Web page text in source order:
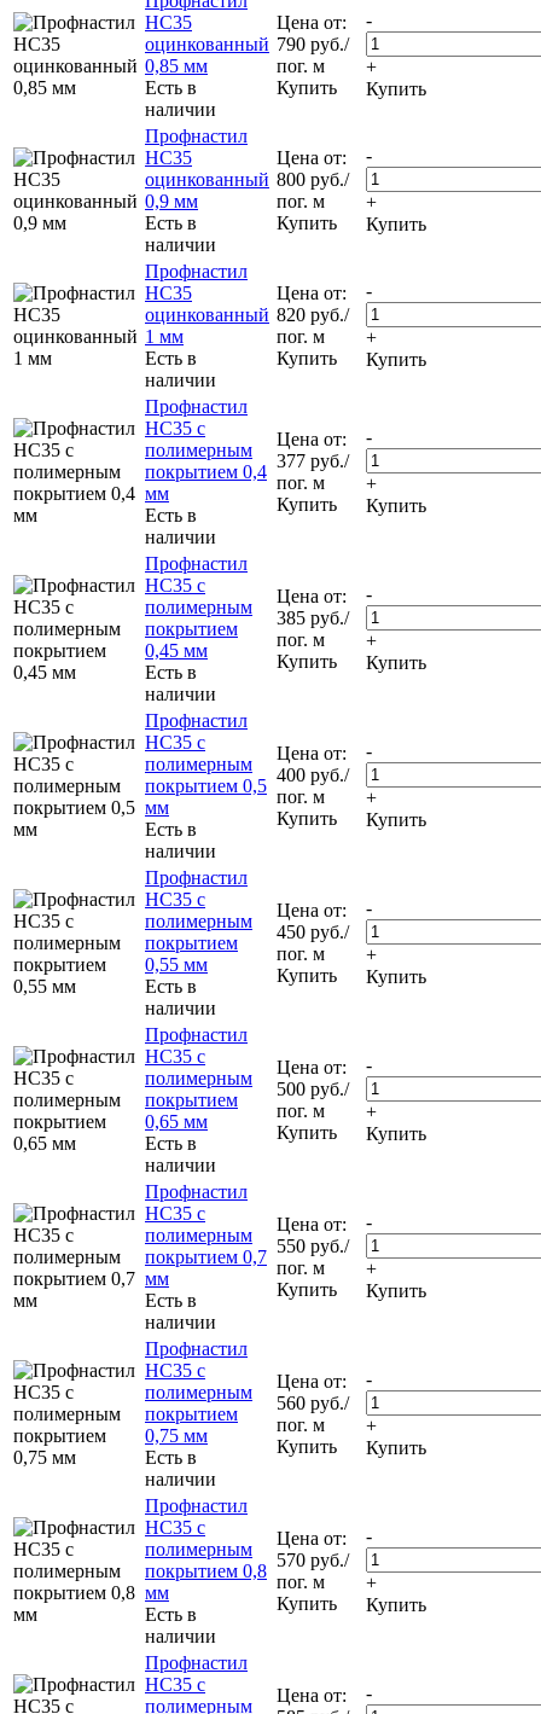
НС35
оцинкованный
0,85 мм
Есть в
наличии
Цена от:
790 руб./
пог. м
Купить
-
+
Купить
Профнастил
НС35
оцинкованный
0,9 мм
Есть в
наличии
Цена от:
800 руб./
пог. м
Купить
-
+
Купить
Профнастил
НС35
оцинкованный
1 мм
Есть в
наличии
Цена от:
820 руб./
пог. м
Купить
-
+
Купить
Профнастил
НС35 с
полимерным
покрытием 0,4
мм
Есть в
наличии
Цена от:
377 руб./
пог. м
Купить
-
+
Купить
Профнастил
НС35 с
полимерным
покрытием
0,45 мм
Есть в
наличии
Цена от:
385 руб./
пог. м
Купить
-
+
Купить
Профнастил
НС35 с
полимерным
покрытием 0,5
мм
Есть в
наличии
Цена от:
400 руб./
пог. м
Купить
-
+
Купить
Профнастил
НС35 с
полимерным
покрытием
0,55 мм
Есть в
наличии
Цена от:
450 руб./
пог. м
Купить
-
+
Купить
Профнастил
НС35 с
полимерным
покрытием
0,65 мм
Есть в
наличии
Цена от:
500 руб./
пог. м
Купить
-
+
Купить
Профнастил
НС35 с
полимерным
покрытием 0,7
мм
Есть в
наличии
Цена от:
550 руб./
пог. м
Купить
-
+
Купить
Профнастил
НС35 с
полимерным
покрытием
0,75 мм
Есть в
наличии
Цена от:
560 руб./
пог. м
Купить
-
+
Купить
Профнастил
НС35 с
полимерным
покрытием 0,8
мм
Есть в
наличии
Цена от:
570 руб./
пог. м
Купить
-
+
Купить
Профнастил
НС35 с
полимерным
Цена от:
-